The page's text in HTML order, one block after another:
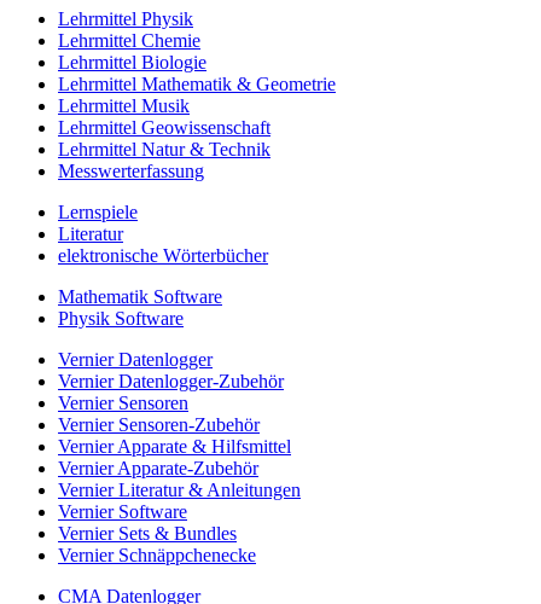
Lehrmittel Physik
Lehrmittel Chemie
Lehrmittel Biologie
Lehrmittel Mathematik & Geometrie
Lehrmittel Musik
Lehrmittel Geowissenschaft
Lehrmittel Natur & Technik
Messwerterfassung
Lernspiele
Literatur
elektronische Wörterbücher
Mathematik Software
Physik Software
Vernier Datenlogger
Vernier Datenlogger-Zubehör
Vernier Sensoren
Vernier Sensoren-Zubehör
Vernier Apparate & Hilfsmittel
Vernier Apparate-Zubehör
Vernier Literatur & Anleitungen
Vernier Software
Vernier Sets & Bundles
Vernier Schnäppchenecke
CMA Datenlogger